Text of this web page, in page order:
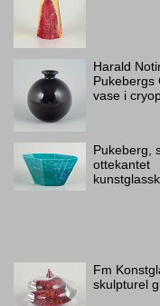
Harald
Pukebergs
vase i
Pukeberg,
ottekantet
Fm
skulpturel